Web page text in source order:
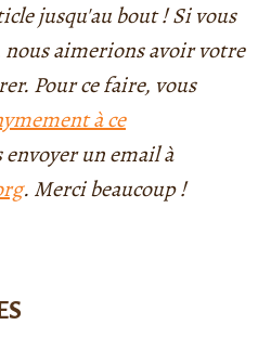
jusqu'au bout ! Si vous
nous aimerions avoir votre
Pour ce faire, vous
à ce
un email à
. Merci beaucoup !